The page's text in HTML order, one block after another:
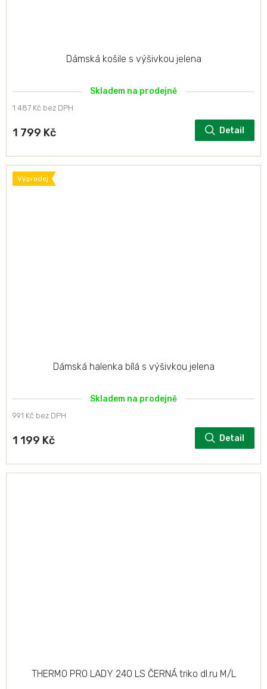
Dámská košile s výšivkou jelena
Skladem na prodejně
1 487 Kč bez DPH
1 799 Kč Detail
Výprodej
Dámská halenka bílá s výšivkou jelena
Skladem na prodejně
991 Kč bez DPH
1 199 Kč Detail
THERMO PRO LADY 240 LS ČERNÁ triko dl.ru M/L